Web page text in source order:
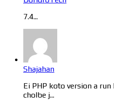
7.4...
Shajahan
Ei PHP koto version a
cholbe j...